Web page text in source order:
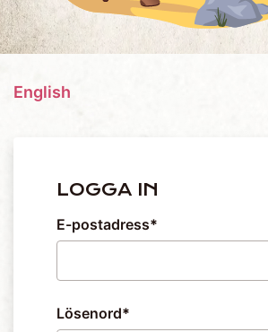
English
LOGGA IN
E-postadress
Lösenord